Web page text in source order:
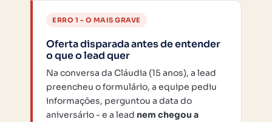
ERRO 1 - O MAIS GRAVE
Oferta disparada antes de entender
o que o lead quer
Na conversa da Cláudia (15 anos), a lead
preencheu o formulário, a equipe pediu
informações, perguntou a data do
aniversário - e a lead nem chegou a